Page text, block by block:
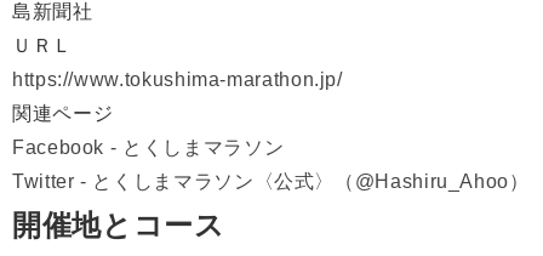
島新聞社
ＵＲＬ
https://www.tokushima-marathon.jp/
関連ページ
Facebook - とくしまマラソン
Twitter - とくしまマラソン〈公式〉（@Hashiru_Ahoo）
開催地とコース